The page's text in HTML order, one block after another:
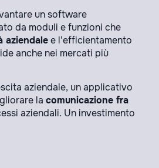
un software
da moduli e funzioni che
aziendalee l’efficientamento
anche nei mercati più
aziendale, un applicativo
lacomunicazione fra
aziendali. Un investimento